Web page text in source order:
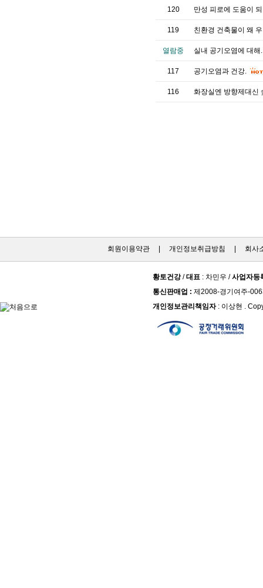
120 만성 피로에 도움이
119 친환경 건축물이 왜
열람중 실내 공기오염에 대
117 공기오염과 건강.
116 화장실엔 방향제대신
회원이용약관| 개인정보취급방침 회사
황토건강/대표 : 차민우 /사업자등
통신판매업 : 제2008-경기여주-
개인정보관리책임자: 이상현 .